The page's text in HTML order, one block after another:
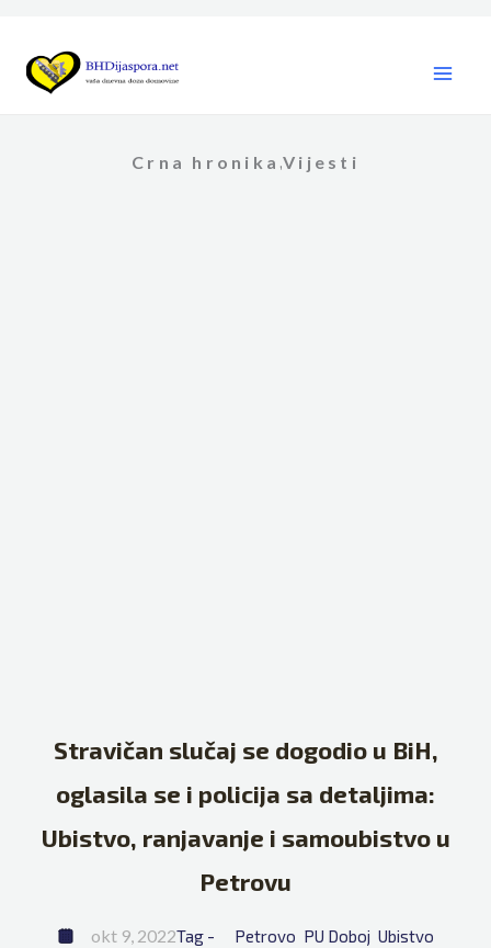
content
Crna hronika ,Vijesti
Stravičan slučaj se dogodio u BiH,
oglasila se i policija sa detaljima:
Ubistvo, ranjavanje i samoubistvo u
Petrovu
okt 9, 2022Tag - Petrovo PU Doboj Ubistvo